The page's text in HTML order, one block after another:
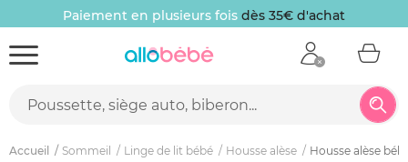
Paiement en plusieurs fois dès 35€ d'achat
Accueil Sommeil Linge de lit bébé Housse alèse Housse alèse